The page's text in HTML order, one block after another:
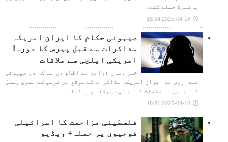
ہائبرڈ حملے کئے۔
2025-04-18 18:34
صیہونی حکام کا ایران امریکہ
مذاکرات سے قبل پیرس کا دورہ!
امریکی ایلچی سے ملاقات
خبر رساں ذرائع نے اطلاع دی ہے کہ دو صیہونی
عہداروں نے ایران امریکہ مذاکرات کے موقع پر ٹرمپ کے مشرق وسطیٰ
کے ایلچی سے ملاقات کے لیے پیرس کا دورہ کیا۔
2025-04-18 18:31
فلسطینی مزاحمت کا اسرائیلی
فوجیوں پر حملہ+ ویڈیو